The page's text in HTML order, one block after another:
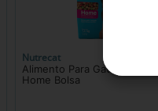
Nutrecat
Alimento Para Gato Nutrecat
Home Bolsa